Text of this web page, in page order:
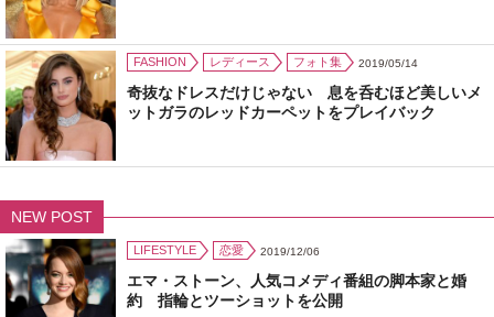
FASHION レディース フォト集 2019/05/14
奇抜なドレスだけじゃない 息を呑むほど美しいメ
ットガラのレッドカーペットをプレイバック
NEW POST
LIFESTYLE 恋愛 2019/12/06
エマ・ストーン、人気コメディ番組の脚本家と婚
約 指輪とツーショットを公開